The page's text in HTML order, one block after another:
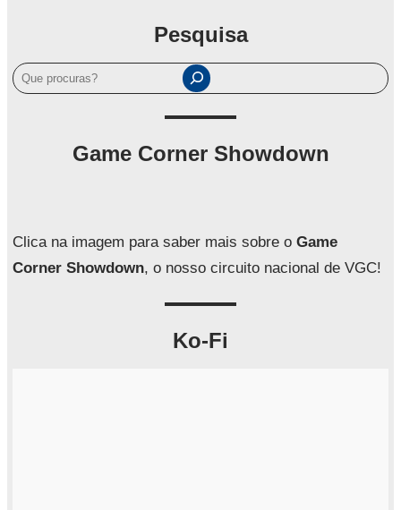
Pesquisa
P
e
a
r
Game Corner Showdown
Clica na imagem para saber mais sobre o Game
Corner Showdown, o nosso circuito nacional de VGC!
Ko-Fi